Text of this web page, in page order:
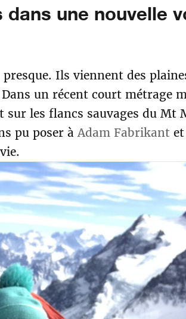
une nouvelle
Ils viennent des
un récent court métrage
les flancs sauvages du Mt
pu poser àAdam Fabrikant